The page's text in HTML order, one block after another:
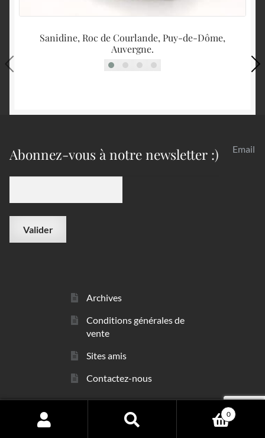
Sanidine, Roc de Courlande, Puy-de-Dôme,
Auvergne.
Abonnez-vous à notre newsletter :) Email
Archives
Conditions générales de
vente
Sites amis
Contactez-nous
© sarl Les Minéraux 2006 - 2026
Search
0